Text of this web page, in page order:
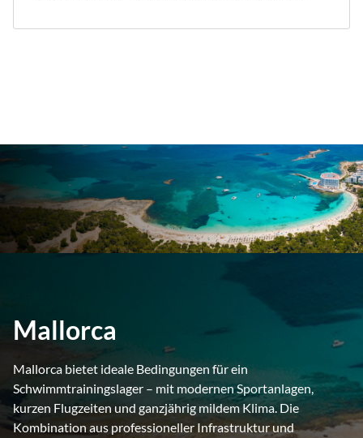
Mallorca
Mallorca bietet ideale Bedingungen für ein
Schwimmtrainingslager – mit modernen Sportanlagen,
kurzen Flugzeiten und ganzjährig mildem Klima. Die
Kombination aus professioneller Infrastruktur und